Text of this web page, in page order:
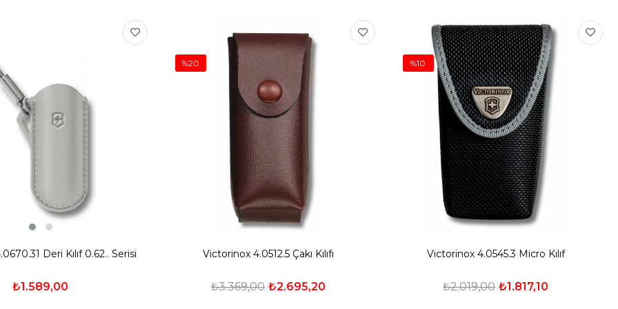
Deri Kılıf 0.62.. Serisi
₺1.589,00
Victorinox 4.0512.5 Çakı Kılıfı
₺2.695,20
₺3.369,00
%20
Victorinox 4.0545.3 Micro Kılıf
₺1.817,10
₺2.019,00
%10